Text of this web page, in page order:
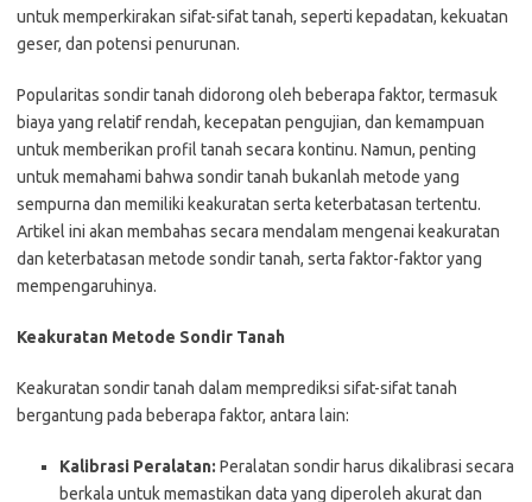
untuk memperkirakan sifat-sifat tanah, seperti kepadatan, kekuatan
geser, dan potensi penurunan.
Popularitas sondir tanah didorong oleh beberapa faktor, termasuk
biaya yang relatif rendah, kecepatan pengujian, dan kemampuan
untuk memberikan profil tanah secara kontinu. Namun, penting
untuk memahami bahwa sondir tanah bukanlah metode yang
sempurna dan memiliki keakuratan serta keterbatasan tertentu.
Artikel ini akan membahas secara mendalam mengenai keakuratan
dan keterbatasan metode sondir tanah, serta faktor-faktor yang
mempengaruhinya.
Keakuratan Metode Sondir Tanah
Keakuratan sondir tanah dalam memprediksi sifat-sifat tanah
bergantung pada beberapa faktor, antara lain:
Kalibrasi Peralatan: Peralatan sondir harus dikalibrasi secara
berkala untuk memastikan data yang diperoleh akurat dan